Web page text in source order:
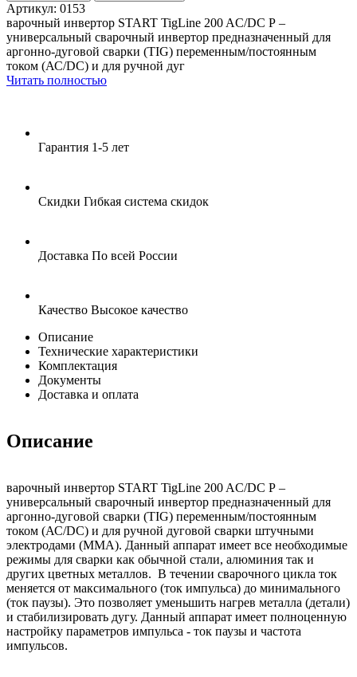
Артикул: 0153
варочный инвертор START TigLine 200 AC/DC P –
универсальный сварочный инвертор предназначенный для
аргонно-дуговой сварки (TIG) переменным/постоянным
током (АС/DС) и для ручной дуг
Читать полностью
Гарантия 1-5 лет
Скидки Гибкая система скидок
Доставка По всей России
Качество Высокое качество
Описание
Технические характеристики
Комплектация
Документы
Доставка и оплата
Описание
варочный инвертор START TigLine 200 AC/DC P –
универсальный сварочный инвертор предназначенный для
аргонно-дуговой сварки (TIG) переменным/постоянным
током (АС/DС) и для ручной дуговой сварки штучными
электродами (MMA). Данный аппарат имеет все необходимые
режимы для сварки как обычной стали, алюминия так и
других цветных металлов. В течении сварочного цикла ток
меняется от максимального (ток импульса) до минимального
(ток паузы). Это позволяет уменьшить нагрев металла (детали)
и стабилизировать дугу. Данный аппарат имеет полноценную
настройку параметров импульса - ток паузы и частота
импульсов.